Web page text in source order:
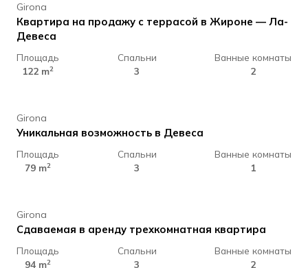
Girona
Квартира на продажу с террасой в Жироне — Ла-
Девеса
Площадь
122 m2
Спальни
3
Ванные комнаты
2
330.000 €
Girona
Уникальная возможность в Девеса
Площадь
79 m2
Спальни
3
Ванные комнаты
1
385.000 €
Girona
Сдаваемая в аренду трехкомнатная квартира
Площадь
94 m2
Спальни
3
Ванные комнаты
2